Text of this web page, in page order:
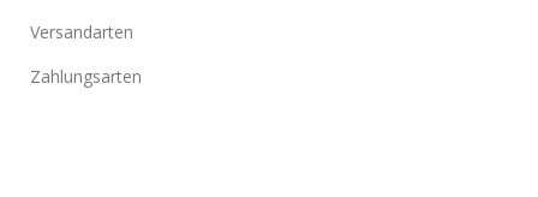
Versandarten
Zahlungsarten